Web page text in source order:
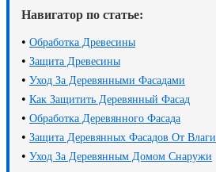
Навигатор по статье:
• Обработка Древесины
• Защита Древесины
• Уход За Деревянными Фасадами
• Как Защитить Деревянный Фасад
• Обработка Деревянного Фасада
• Защита Деревянных Фасадов От Влаги
• Уход За Деревянным Домом Снаружи